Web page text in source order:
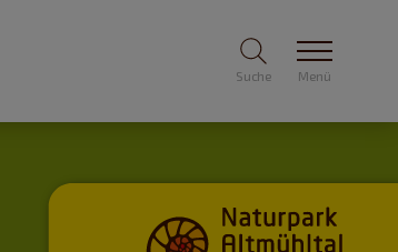
Suche Menü